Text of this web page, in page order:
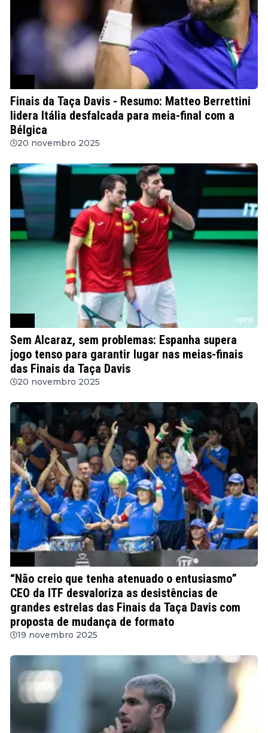
Finais da Taça Davis - Resumo: Matteo Berrettini
lidera Itália desfalcada para meia-final com a
Bélgica
20 novembro 2025
Sem Alcaraz, sem problemas: Espanha supera
jogo tenso para garantir lugar nas meias-finais
das Finais da Taça Davis
20 novembro 2025
“Não creio que tenha atenuado o entusiasmo”
CEO da ITF desvaloriza as desistências de
grandes estrelas das Finais da Taça Davis com
proposta de mudança de formato
19 novembro 2025